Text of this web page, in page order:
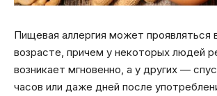
Пищевая аллергия может проявляться
возрасте, причем у некоторых людей
возникает мгновенно, а у других —
часов или даже дней после